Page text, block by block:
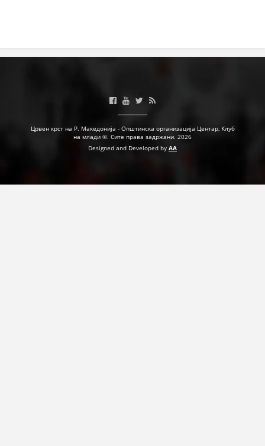
Црвен крст на Р. Македонија - Општинска организација Центар, Клуб
на млади ©. Сите права задржани. 2026
Designed and Developed by AA